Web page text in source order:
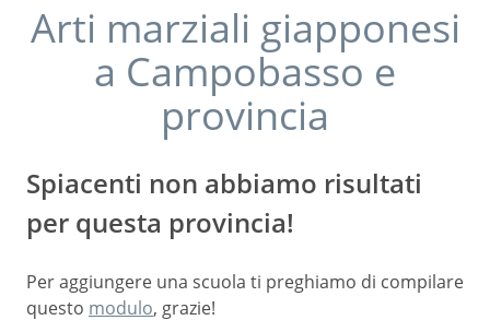
Arti marziali giapponesi
a Campobasso e
provincia
Spiacenti non abbiamo risultati
per questa provincia!
Per aggiungere una scuola ti preghiamo di compilare
questo modulo, grazie!